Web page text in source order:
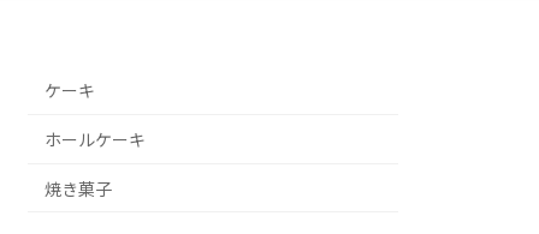
ケーキ
ホールケーキ
焼き菓子